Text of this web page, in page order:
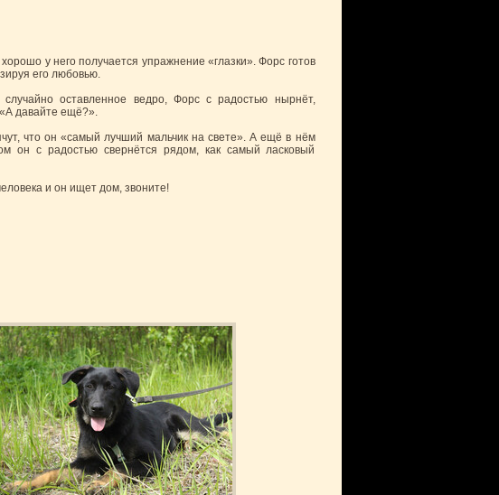
у него получается упражнение «глазки». Форс готов
его любовью.
оставленное ведро, Форс с радостью нырнёт,
давайте ещё?».
что он «самый лучший мальчик на свете». А ещё в нём
он с радостью свернётся рядом, как самый ласковый
и он ищет дом, звоните!